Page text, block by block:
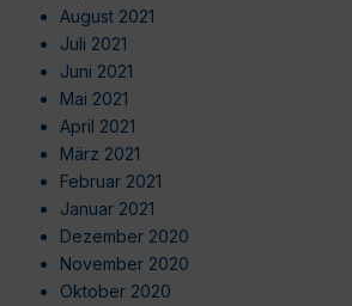
August 2021
Juli 2021
Juni 2021
Mai 2021
April 2021
März 2021
Februar 2021
Januar 2021
Dezember 2020
November 2020
Oktober 2020